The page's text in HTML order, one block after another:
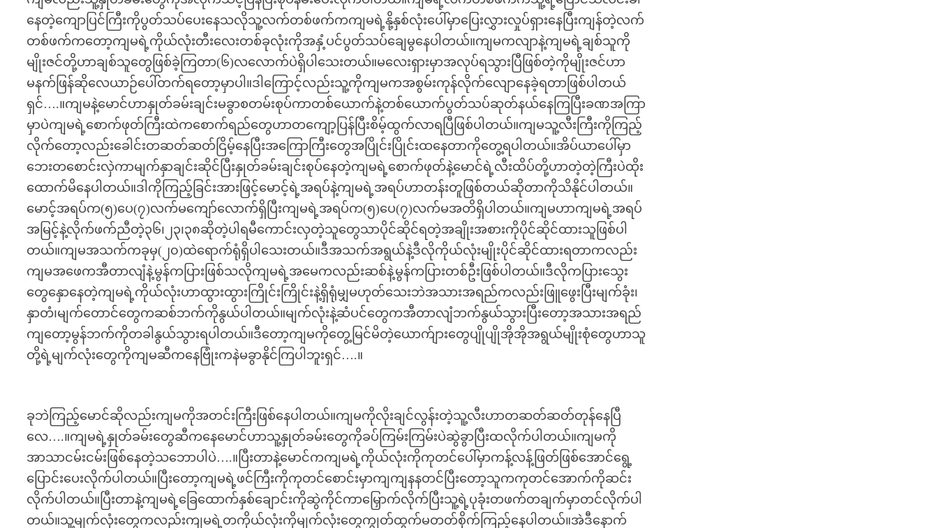
နေတဲ့ကျောပြင်ကြီးကိုပွတ်သပ်ပေးနေသလိုသူ့လက်တစ်ဖက်ကကျမရဲ့နို့နှစ်လုံးပေါ်မှာပြေးလွှားလှုပ်ရှားနေပြီးကျန်တဲ့လက်
တစ်ဖက်ကတော့ကျမရဲ့ကိုယ်လုံးတီးလေးတစ်ခုလုံးကိုအနှံ့ပင်ပွတ်သပ်ချေမွနေပါတယ်။ကျမကလျာနဲ့ကျမရဲ့ချစ်သူကို
မျိုးဇင်တို့ဟာချစ်သူတွေဖြစ်ခဲ့ကြတာ(၆)လလောက်ပဲရှိပါသေးတယ်။မလေးရှားမှာအလုပ်ရသွားပြီဖြစ်တဲ့ကိုမျိုးဇင်ဟာ
မနက်ဖြန်ဆိုလေယာဉ်ပေါ်တက်ရတော့မှာပါ။ဒါကြောင့်လည်းသူ့ကိုကျမကအစွမ်းကုန်လိုက်လျောနေခဲ့ရတာဖြစ်ပါတယ်
ရှင်….။ကျမနဲ့မောင်ဟာနှုတ်ခမ်းချင်းမခွာစတမ်းစုပ်ကာတစ်ယောက်နဲ့တစ်ယောက်ပွတ်သပ်ဆုတ်နယ်နေကြပြီးခဏအကြာ
မှာပဲကျမရဲ့စောက်ဖုတ်ကြီးထဲကစောက်ရည်တွေဟာတကျော့ပြန်ပြီးစိမ့်ထွက်လာရပြီဖြစ်ပါတယ်။ကျမသူ့လီးကြီးကိုကြည့်
လိုက်တော့လည်းခေါင်းတဆတ်ဆတ်ငြိမ့်နေပြီးအကြောကြီးတွေအပြိုင်းပြိုင်းထနေတာကိုတွေ့ရပါတယ်။အိပ်ယာပေါ်မှာ
ဘေးတစောင်းလှဲကာမျက်နှာချင်းဆိုင်ပြီးနှုတ်ခမ်းချင်းစုပ်နေတဲ့ကျမရဲ့စောက်ဖုတ်နဲ့မောင်ရဲ့လီးထိပ်တို့ဟာတဲ့တဲ့ကြီးပဲထိုး
ထောက်မိနေပါတယ်။ဒါကိုကြည့်ခြင်းအားဖြင့်မောင့်ရဲ့အရပ်နဲ့ကျမရဲ့အရပ်ဟာတန်းတူဖြစ်တယ်ဆိုတာကိုသိနိုင်ပါတယ်။
မောင့်အရပ်က(၅)ပေ(၇)လက်မကျော်လောက်ရှိပြီးကျမရဲ့အရပ်က(၅)ပေ(၇)လက်မအတိရှိပါတယ်။ကျမဟာကျမရဲ့အရပ်
အမြင့်နဲ့လိုက်ဖက်ညီတဲ့၃၆၊၂၃၊၃၈ဆိုတဲ့ပါရမီကောင်းလှတဲ့သူတွေသာပိုင်ဆိုင်ရတဲ့အချိုးအစားကိုပိုင်ဆိုင်ထားသူဖြစ်ပါ
တယ်။ကျမအသက်ကခုမှ(၂၀)ထဲရောက်ရုံရှိပါသေးတယ်။ဒီအသက်အရွယ်နဲ့ဒီလိုကိုယ်လုံးမျိုးပိုင်ဆိုင်ထားရတာကလည်း
ကျမအဖေကအီတာလျံနဲ့မွန်ကပြားဖြစ်သလိုကျမရဲ့အမေကလည်းဆစ်နဲ့မွန်ကပြားတစ်ဦးဖြစ်ပါတယ်။ဒီလိုကပြားသွေး
တွေနှောနေတဲ့ကျမရဲ့ကိုယ်လုံးဟာထွားထွားကြိုင်းကြိုင်းနဲ့ရှိရုံမျှမဟုတ်သေးဘဲအသားအရည်ကလည်းဖြူဖွေးပြီးမျက်ခုံး၊
နှာတံ၊မျက်တောင်တွေကဆစ်ဘက်ကိုနွယ်ပါတယ်။မျက်လုံးနဲ့ဆံပင်တွေကအီတာလျံဘက်နွယ်သွားပြီးတော့အသားအရည်
ကျတော့မွန်ဘက်ကိုတခါနွယ်သွားရပါတယ်။ဒီတော့ကျမကိုတွေ့မြင်မိတဲ့ယောက်ျားတွေပျိုပျိုအိုအိုအရွယ်မျိုးစုံတွေဟာသူ
တို့ရဲ့မျက်လုံးတွေကိုကျမဆီကနေဗြုံးကနဲမခွာနိုင်ကြပါဘူးရှင်….။
ခုဘဲကြည့်မောင်ဆိုလည်းကျမကိုအတင်းကြီးဖြစ်နေပါတယ်။ကျမကိုလိုးချင်လွန်းတဲ့သူ့လီးဟာတဆတ်ဆတ်တုန်နေပြီ
လေ….။ကျမရဲ့နှုတ်ခမ်းတွေဆီကနေမောင်ဟာသူ့နှုတ်ခမ်းတွေကိုခပ်ကြမ်းကြမ်းပဲဆွဲခွာပြီးထလိုက်ပါတယ်။ကျမကို
အာသာငမ်းငမ်းဖြစ်နေတဲ့သဘောပါပဲ….။ပြီးတာနဲ့မောင်ကကျမရဲ့ကိုယ်လုံးကိုကုတင်ပေါ်မှာကန့်လန့်ဖြတ်ဖြစ်အောင်ရွေ့
ပြောင်းပေးလိုက်ပါတယ်။ပြီးတော့ကျမရဲ့ဖင်ကြီးကိုကုတင်စောင်းမှာကျကျနနတင်ပြီးတော့သူကကုတင်အောက်ကိုဆင်း
လိုက်ပါတယ်။ပြီးတာနဲ့ကျမရဲ့ခြေထောက်နှစ်ချောင်းကိုဆွဲကိုင်ကာမြှောက်လိုက်ပြီးသူ့ရဲ့ပုခုံးတဖက်တချက်မှာတင်လိုက်ပါ
တယ်။သူ့မျက်လုံးတွေကလည်းကျမရဲ့တကိုယ်လုံးကိုမျက်လုံးတွေကျွတ်ထွက်မတတ်စိုက်ကြည့်နေပါတယ်။အဲဒီနောက်